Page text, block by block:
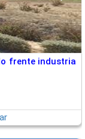
frente industria